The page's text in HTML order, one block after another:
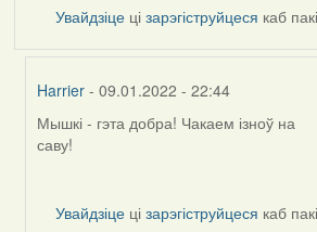
Увайдзіце цізарэгіструйцеся каб
Harrier - 09.01.2022 - 22:44
In
reply
Peregrinus
Мышкі - гэта добра! Чакаем ізноў на
саву!
Увайдзіце цізарэгіструйцеся каб